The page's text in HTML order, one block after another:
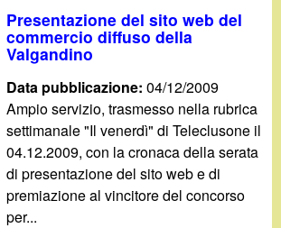
c
a
Presentazione del sito web del
commercio diffuso della
Valgandino
Data pubblicazione:04/12/2009
Ampio servizio, trasmesso nella rubrica
settimanale "Il venerdì" di Teleclusone il
04.12.2009, con la cronaca della serata
di presentazione del sito web e di
premiazione al vincitore del concorso
per...